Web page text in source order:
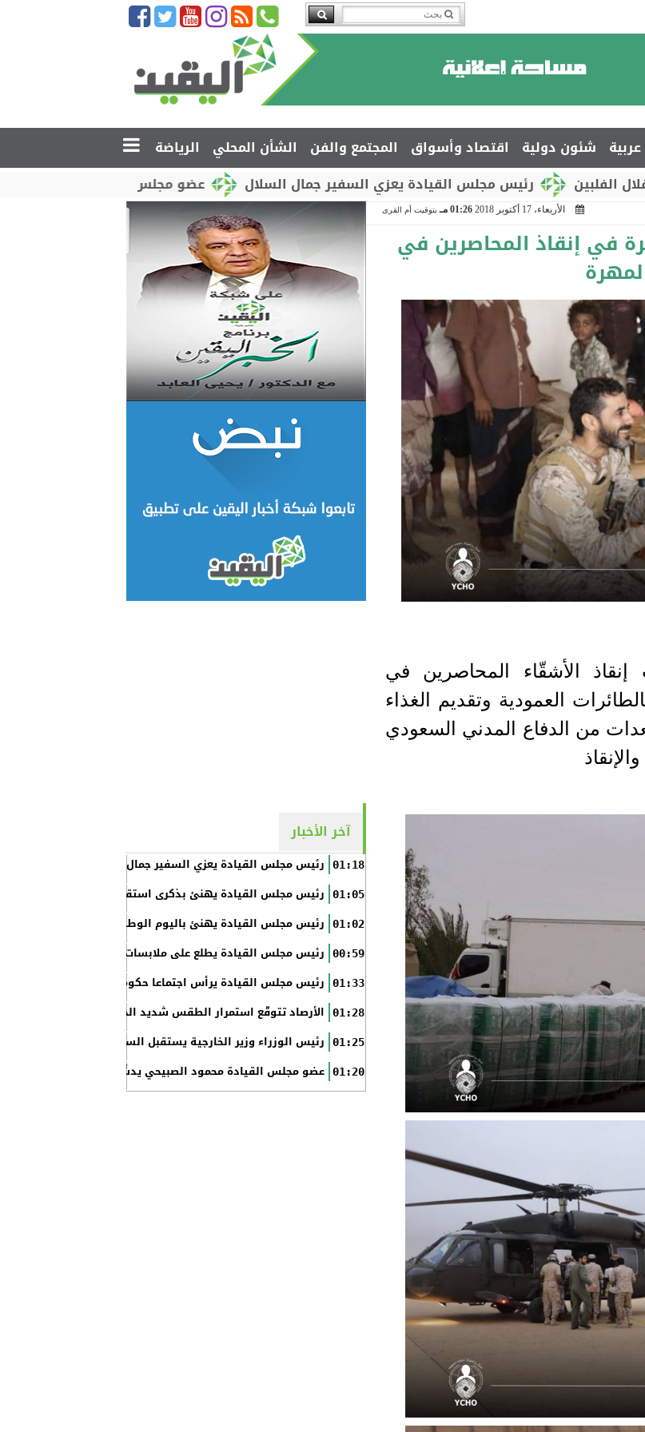
شئون دولية اقتصاد وأسواق المجتمع والفن الشأن المحلي
الرياضة
عضو مجلس القيادة محمود الصبيحي يدشّن
رئيس مجلس القيادة يعزي السفير جمال السلال
الأربعاء، 17 أكتوبر 2018 01:26 مـ بتوقيت أم القرى
في إنقاذ المحاصرين في
الأشقّاء المحاصرين في
العمودية وتقديم الغذاء
من الدفاع المدني السعودي
آخر الأخبار
01:18 رئيس مجلس القيادة يعزي السفير جمال السلال
01:05 رئيس مجلس القيادة يهنئ بذكرى استقلال الفلبين
01:02 رئيس مجلس القيادة يهنئ باليوم الوطني الروسي
00:59 رئيس مجلس القيادة يطلع على ملابسات حادثة إطلاق النار في
01:33 رئيس مجلس القيادة يرأس اجتماعا حكوميا مصغرا لدعم جهود
01:28 الأرصاد تتوقّع استمرار الطقس شديد الحرارة بالسواحل والصحاري
01:25 رئيس الوزراء وزير الخارجية يستقبل السفير الأمريكي
01:20 عضو مجلس القيادة محمود الصبيحي يدشّن اختبارات الثانوية